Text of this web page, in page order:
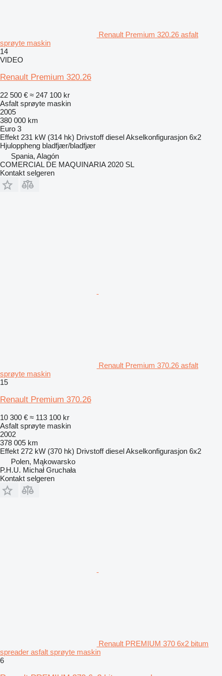
Renault Premium 320.26 asfalt
sprøyte maskin
14
VIDEO
Renault Premium 320.26
22 500 € ≈ 247 100 kr
Asfalt sprøyte maskin
2005
380 000 km
Euro 3
Effekt 231 kW (314 hk) Drivstoff dieselAkselkonfigurasjon 6x2
Hjuloppheng bladfjær/bladfjær
Spania, Alagón
COMERCIAL DE MAQUINARIA 2020 SL
Kontakt selgeren
Renault Premium 370.26 asfalt
sprøyte maskin
15
Renault Premium 370.26
10 300 € ≈ 113 100 kr
Asfalt sprøyte maskin
2002
378 005 km
Effekt 272 kW (370 hk) Drivstoff dieselAkselkonfigurasjon 6x2
Polen, Mąkowarsko
P.H.U. Michał Gruchała
Kontakt selgeren
Renault PREMIUM 370 6x2 bitum
spreader asfalt sprøyte maskin
6